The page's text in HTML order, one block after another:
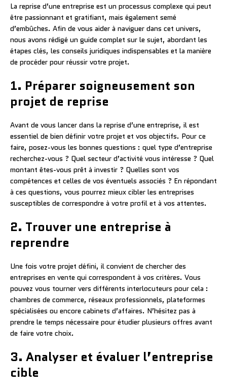
La reprise d’une entreprise est un processus complexe qui peut
être passionnant et gratifiant, mais également semé
d’embûches. Afin de vous aider à naviguer dans cet univers,
nous avons rédigé un guide complet sur le sujet, abordant les
étapes clés, les conseils juridiques indispensables et la manière
de procéder pour réussir votre projet.
1. Préparer soigneusement son
projet de reprise
Avant de vous lancer dans la reprise d’une entreprise, il est
essentiel de bien définir votre projet et vos objectifs. Pour ce
faire, posez-vous les bonnes questions : quel type d’entreprise
recherchez-vous ? Quel secteur d’activité vous intéresse ? Quel
montant êtes-vous prêt à investir ? Quelles sont vos
compétences et celles de vos éventuels associés ? En répondant
à ces questions, vous pourrez mieux cibler les entreprises
susceptibles de correspondre à votre profil et à vos attentes.
2. Trouver une entreprise à
reprendre
Une fois votre projet défini, il convient de chercher des
entreprises en vente qui correspondent à vos critères. Vous
pouvez vous tourner vers différents interlocuteurs pour cela :
chambres de commerce, réseaux professionnels, plateformes
spécialisées ou encore cabinets d’affaires. N’hésitez pas à
prendre le temps nécessaire pour étudier plusieurs offres avant
de faire votre choix.
3. Analyser et évaluer l’entreprise
cible